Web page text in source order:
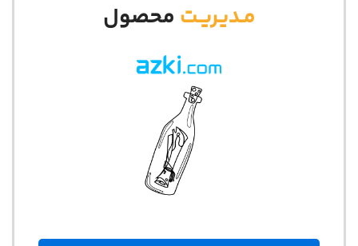
مـدیـریـت محصول